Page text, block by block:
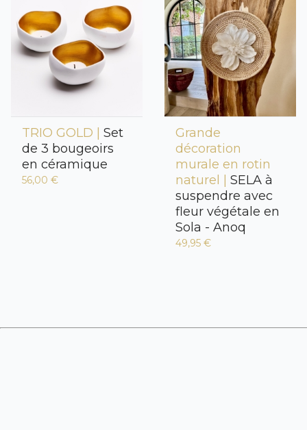
TRIO GOLD | Set
de 3 bougeoirs
en céramique
56,00 €
Grande
décoration
murale en rotin
naturel | SELA à
suspendre avec
fleur végétale en
Sola - Anoq
49,95 €